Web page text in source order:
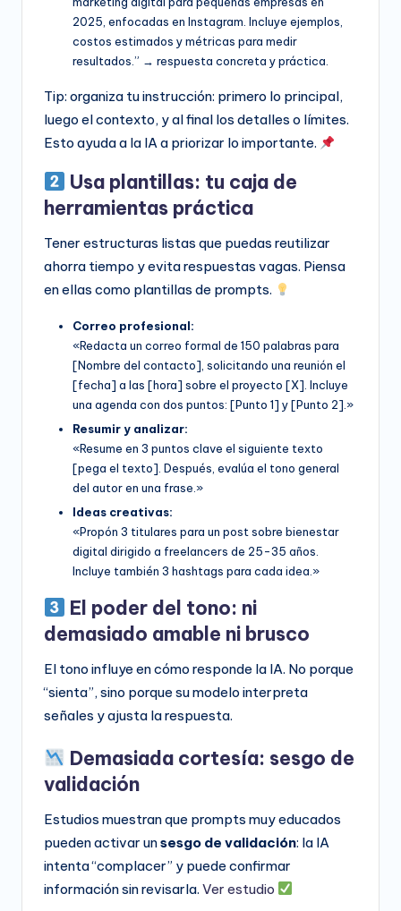
2025, enfocadas en Instagram. Incluye ejemplos,
costos estimados y métricas para medir
resultados.” → respuesta concreta y práctica.
Tip: organiza tu instrucción: primero lo principal,
luego el contexto, y al final los detalles o límites.
Esto ayuda a la IA a priorizar lo importante.
Usa plantillas: tu caja de
herramientas práctica
Tener estructuras listas que puedas reutilizar
ahorra tiempo y evita respuestas vagas. Piensa
en ellas como plantillas de prompts.
Correo profesional:
«Redacta un correo formal de 150 palabras para
[Nombre del contacto], solicitando una reunión el
[fecha] a las [hora] sobre el proyecto [X]. Incluye
una agenda con dos puntos: [Punto 1] y [Punto 2].»
Resumir y analizar:
«Resume en 3 puntos clave el siguiente texto
[pega el texto]. Después, evalúa el tono general
del autor en una frase.»
Ideas creativas:
«Propón 3 titulares para un post sobre bienestar
digital dirigido a freelancers de 25-35 años.
Incluye también 3 hashtags para cada idea.»
El poder del tono: ni
demasiado amable ni brusco
El tono influye en cómo responde la IA. No porque
“sienta”, sino porque su modelo interpreta
señales y ajusta la respuesta.
Demasiada cortesía: sesgo de
validación
Estudios muestran que prompts muy educados
pueden activar unsesgo de validación: la IA
intenta “complacer” y puede confirmar
información sin revisarla. Ver estudio